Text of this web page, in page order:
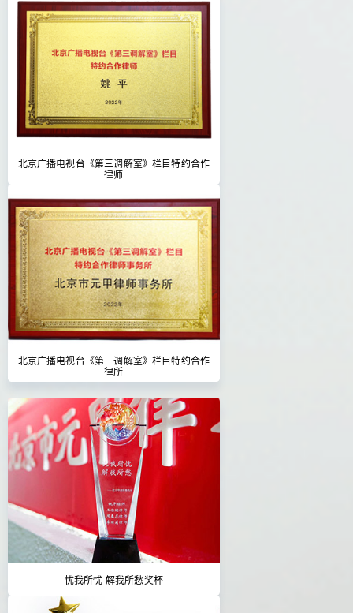
北京广播电视台《第三调解室》栏目特约合作
律师
北京广播电视台《第三调解室》栏目特约合作
律所
忧我所忧 解我所愁奖杯